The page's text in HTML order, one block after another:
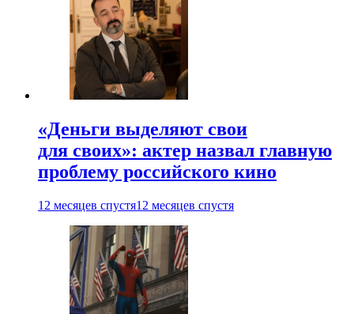
«Деньги выделяют свои
для своих»: актер назвал главную
проблему российского кино
12 месяцев спустя12 месяцев спустя